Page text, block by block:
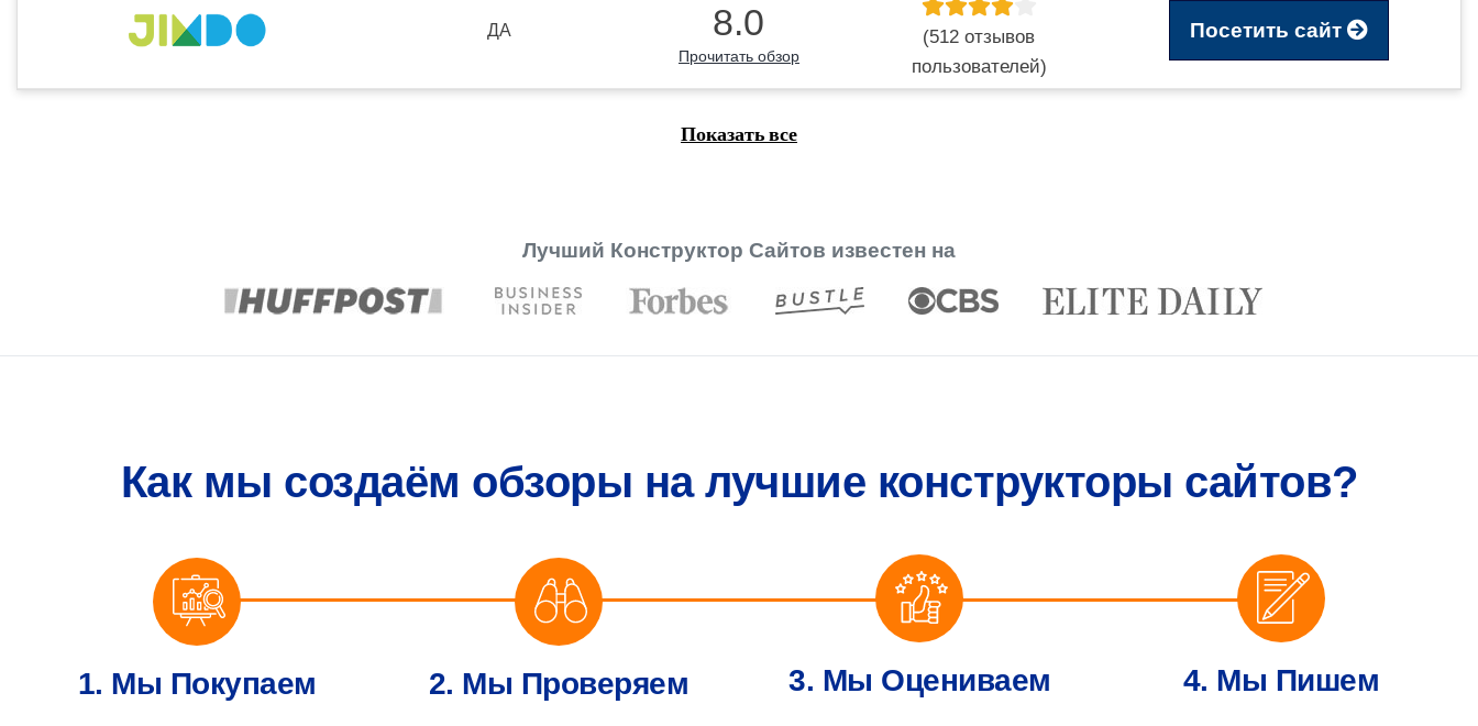
ДА 8.0
Прочитать обзор
(512 отзывов
пользователей)
Посетить сайт
Показать все
Лучший Конструктор Сайтов известен на
Как мы создаём обзоры на лучшие конструкторы сайтов?
1. Мы Покупаем 2. Мы Проверяем 3. Мы Оцениваем 4. Мы Пишем